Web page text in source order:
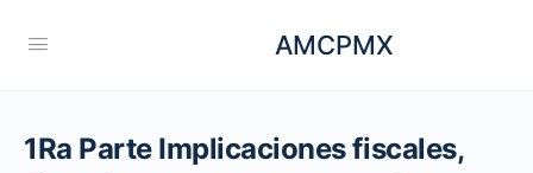
AMCPMX
1Ra Parte Implicaciones fiscales,